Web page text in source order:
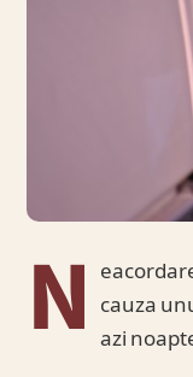
N cauza
azi